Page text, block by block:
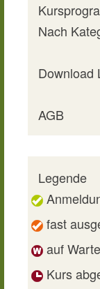
Nach
Download
AGB
Legende
fast
auf
Kurs